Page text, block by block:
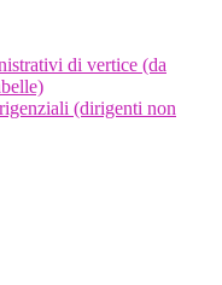
di vertice (da
(dirigenti non